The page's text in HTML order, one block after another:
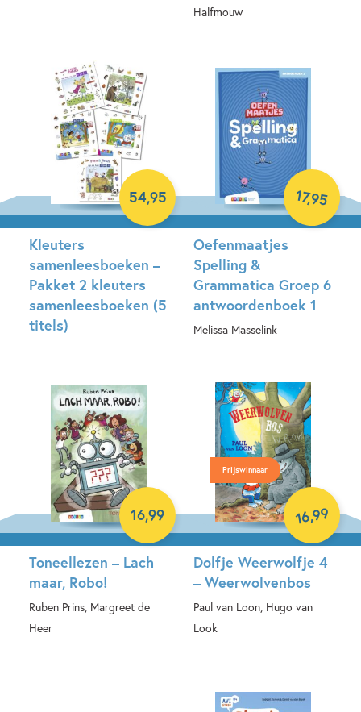
Halfmouw
Kleuters
samenleesboeken –
Pakket 2 kleuters
samenleesboeken (5
titels)
54,95
Oefenmaatjes
Spelling &
Grammatica Groep 6
antwoordenboek 1
Melissa Masselink
17,95
Toneellezen – Lach
maar, Robo!
Ruben Prins, Margreet de
Heer
16,99
Prijswinnaar
Dolfje Weerwolfje 4
– Weerwolvenbos
Paul van Loon, Hugo van
Look
16,99